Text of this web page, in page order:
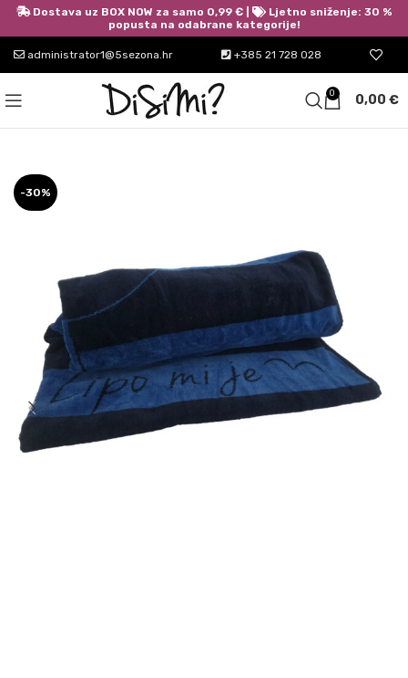
administrator1@5sezona.hr +385 21 728 028
0 0,00 €
-30%
Dostava uz BOX NOW za samo 0,99 € |
Ljetno sniženje: 30 %
popusta na odabrane kategorije!